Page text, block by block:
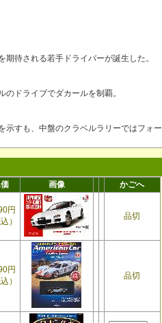
待される若手ドライバーが誕生した。
のドライブでダカールを制覇。
示すも、中盤のクラベルラリーではフォー
画像 かごへ
円
）
品切
円
）
品切